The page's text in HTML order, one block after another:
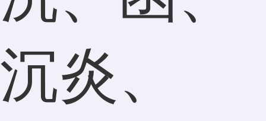
沉炎、